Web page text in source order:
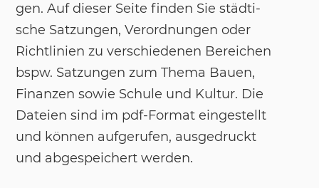
gen. Auf die­ser Sei­te fin­den Sie städ­ti­
sche Sat­zun­gen, Ver­ord­nun­gen oder
Richt­li­ni­en zu ver­schie­de­nen Be­rei­chen
bspw. Sat­zun­gen zum The­ma Bau­en,
Fi­nan­zen so­wie Schu­le und Kul­tur. Die
Da­tei­en sind im pdf-For­mat ein­ge­stellt
und kön­nen auf­ge­ru­fen, aus­ge­druckt
und ab­ge­spei­chert wer­den.